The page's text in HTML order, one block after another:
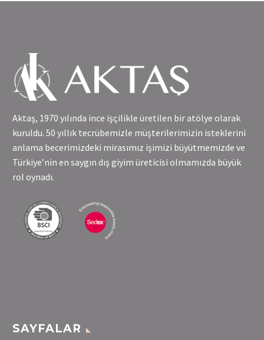
Aktaş, 1970 yılında ince işçilikle üretilen bir atölye olarak
kuruldu. 50 yıllık tecrübemizle müşterilerimizin isteklerini
anlama becerimizdeki mirasımız işimizi büyütmemizde ve
Türkiye’nin en saygın dış giyim üreticisi olmamızda büyük
rol oynadı.
SAYFALAR